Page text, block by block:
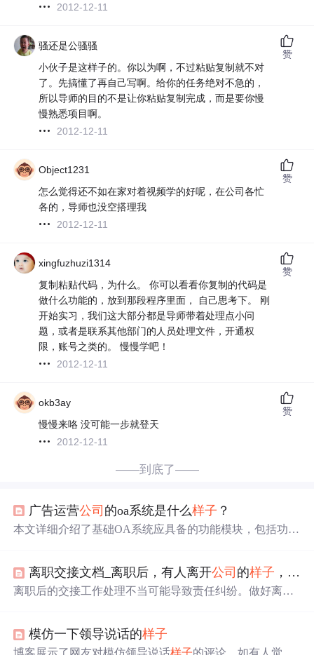
2012-12-11
骚还是公骚骚
小伙子是这样子的。你以为啊，不过粘贴复制就不对
了。先搞懂了再自己写啊。给你的任务绝对不急的，
所以导师的目的不是让你粘贴复制完成，而是要你慢
慢熟悉项目啊。
2012-12-11
赞
Object1231
怎么觉得还不如在家对着视频学的好呢，在公司各忙
各的，导师也没空搭理我
2012-12-11
赞
xingfuzhuzi1314
复制粘贴代码，为什么。 你可以看看你复制的代码是
做什么功能的，放到那段程序里面， 自己思考下。 刚
开始实习，我们这大部分都是导师带着处理点小问
题，或者是联系其他部门的人员处理文件，开通权
限，账号之类的。 慢慢学吧！
2012-12-11
赞
okb3ay
慢慢来咯 没可能一步就登天
2012-12-11
赞
——到底了——
广告运营公司 的oa系统是什么样子 ？
本文详细介绍了基础OA系统应具备的功能模块，包括功能
者理解OA系统的基本架构与运作。
离职交接文档_离职后，有人离开公司 的样子 ，很狼狈
离职后的交接工作处理不当可能导致责任纠纷。做好离职
情况，保持主动权，必要时寻求上级帮助。离职时的专业
态度对个人职业生涯至关重要。
模仿一下领导说话的样子